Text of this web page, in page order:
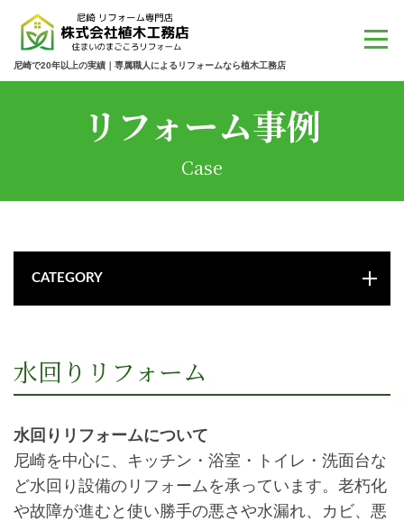
尼崎で20年以上の実績｜専属職人によるリフォームなら植木工務店
リフォーム事例
Case
CATEGORY
水回りリフォーム
水回りリフォームについて
尼崎を中心に、キッチン・浴室・トイレ・洗面台な
ど水回り設備のリフォームを承っています。老朽化
や故障が進むと使い勝手の悪さや水漏れ、カビ、悪